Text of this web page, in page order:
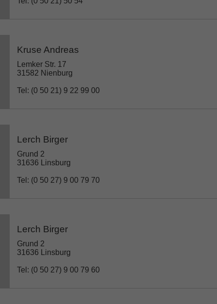
Kruse Andreas
Lemker Str. 17
31582 Nienburg
Tel: (0 50 21) 9 22 99 00
Lerch Birger
Grund 2
31636 Linsburg
Tel: (0 50 27) 9 00 79 70
Lerch Birger
Grund 2
31636 Linsburg
Tel: (0 50 27) 9 00 79 60